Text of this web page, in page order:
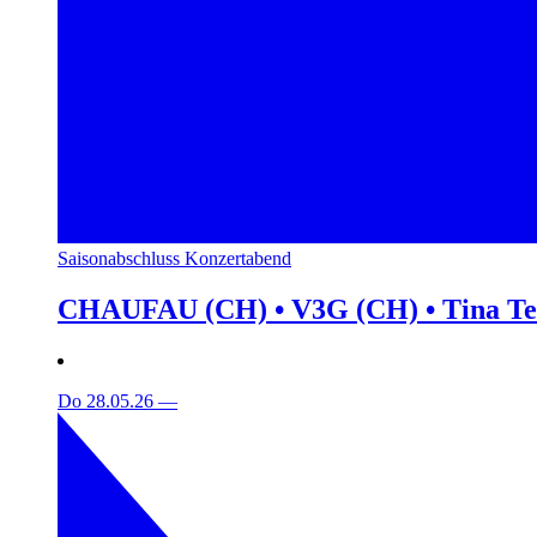
Saisonabschluss Konzertabend
CHAUFAU (CH) • V3G (CH) • Tina
Do 28.05.26 —